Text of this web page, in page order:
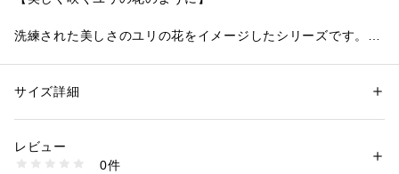
洗練された美しさのユリの花をイメージしたシリーズです。
をつけて、動きのあるリアルさと立体感を演出しています。全
花びらやリーフにはさりげなく格子柄をあしらい、色のグラデ
ーションを引き立てて華やかさを後押し。サイドにはお揃いの
性別：レディース
素材：ナイロン・ポリエステル・ポリウレタン
商品番号：
N05-69050 （ショップ）
サイズ詳細
レビュー
0件